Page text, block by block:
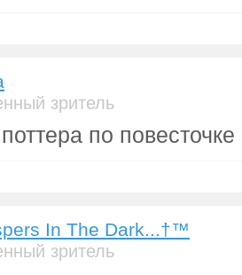
зритель
по повесточке
In The Dark...†™
зритель